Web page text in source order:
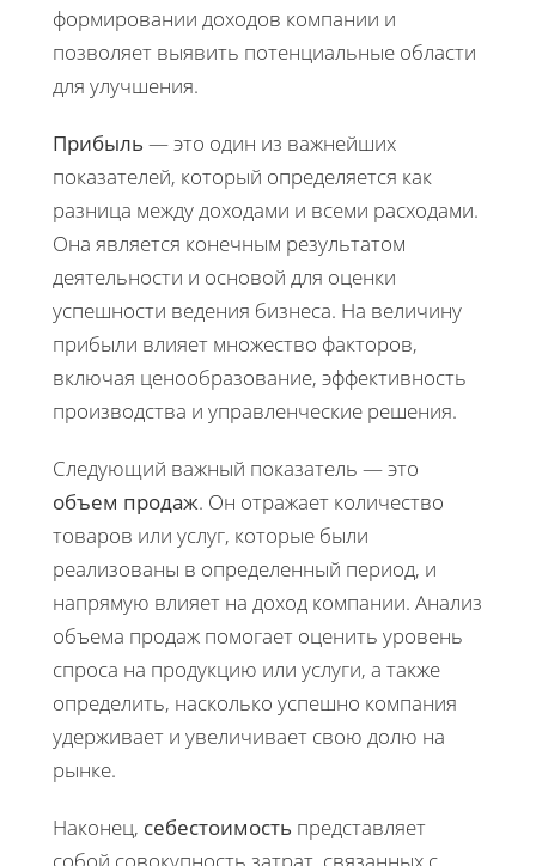
формировании доходов компании и
позволяет выявить потенциальные области
для улучшения.
Прибыль — это один из важнейших
показателей, который определяется как
разница между доходами и всеми расходами.
Она является конечным результатом
деятельности и основой для оценки
успешности ведения бизнеса. На величину
прибыли влияет множество факторов,
включая ценообразование, эффективность
производства и управленческие решения.
Следующий важный показатель — это
объем продаж. Он отражает количество
товаров или услуг, которые были
реализованы в определенный период, и
напрямую влияет на доход компании. Анализ
объема продаж помогает оценить уровень
спроса на продукцию или услуги, а также
определить, насколько успешно компания
удерживает и увеличивает свою долю на
рынке.
Наконец, себестоимость представляет
собой совокупность затрат, связанных с